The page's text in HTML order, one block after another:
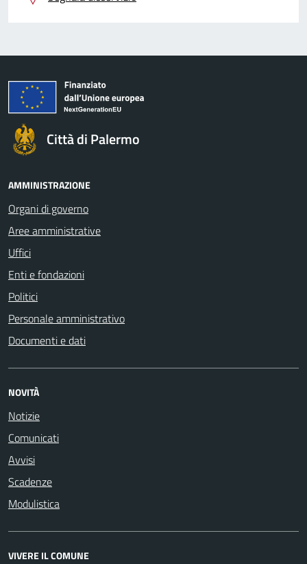
Città di Palermo
AMMINISTRAZIONE
Organi di governo
Aree amministrative
Uffici
Enti e fondazioni
Politici
Personale amministrativo
Documenti e dati
NOVITÀ
Notizie
Comunicati
Avvisi
Scadenze
Modulistica
VIVERE IL COMUNE